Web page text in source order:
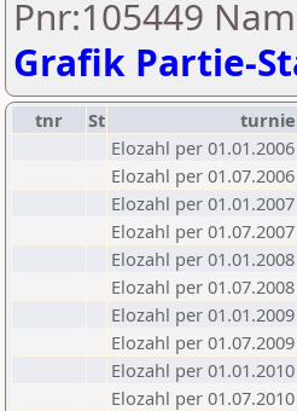
Pnr:105449
Grafik Partie-
tnr St
Elozahl per 01.01.2006
Elozahl per 01.07.2006
Elozahl per 01.01.2007
Elozahl per 01.07.2007
Elozahl per 01.01.2008
Elozahl per 01.07.2008
Elozahl per 01.01.2009
Elozahl per 01.07.2009
Elozahl per 01.01.2010
Elozahl per 01.07.2010